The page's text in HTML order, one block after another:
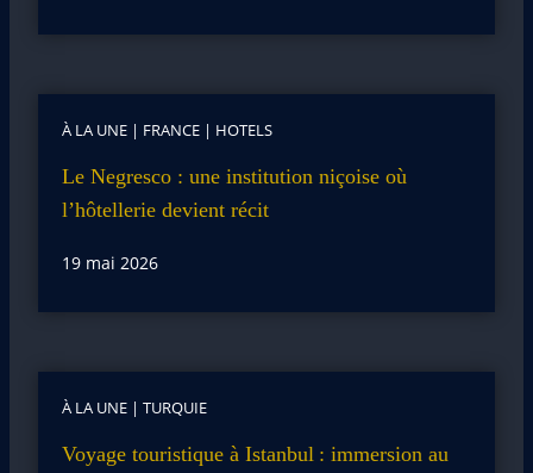
À LA UNE | FRANCE | HOTELS
Le Negresco : une institution niçoise où
l’hôtellerie devient récit
19 mai 2026
À LA UNE | TURQUIE
Voyage touristique à Istanbul : immersion au